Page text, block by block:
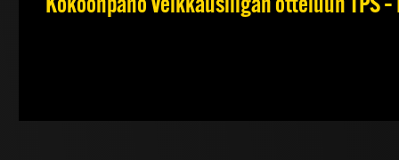
Kokoonpano Veikkausliigan otteluun TPS